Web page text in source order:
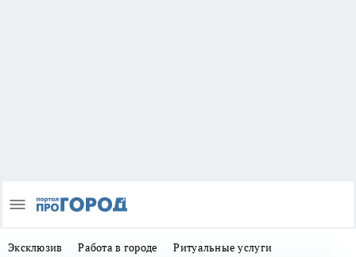
Эксклюзив Работа в городе Ритуальные услуги